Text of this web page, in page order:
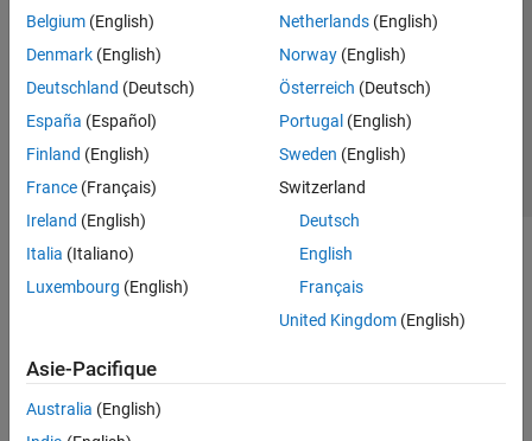
Belgium (English)
Denmark (English)
Deutschland (Deutsch)
España (Español)
Finland (English)
France (Français)
Ireland (English)
Italia (Italiano)
Luxembourg (English)
Netherlands(English)
Norway(English)
Österreich (Deutsch)
Portugal (English)
Sweden (English)
Switzerland
Deutsch
English
Français
United Kingdom(English)
Asie-Pacifique
Australia (English)
Lutte anti-piratage
Contacts locaux
© 1994-2026 The MathWorks, Inc.